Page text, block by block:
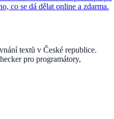
co se dá dělat online a zdarma.
textů v České republice.
pro programátory,